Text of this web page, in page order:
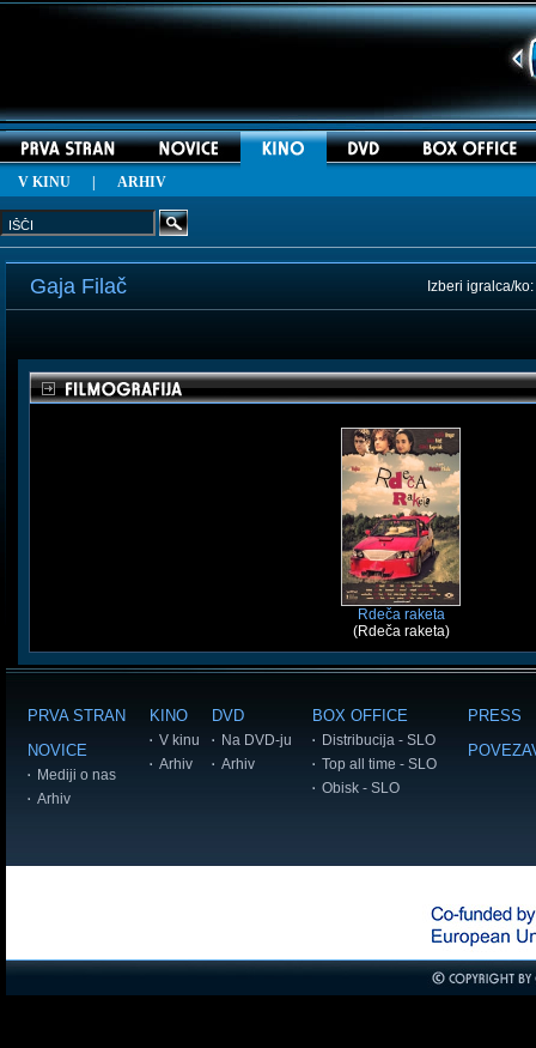
V KINU ARHIV
Gaja Filač Izberi igralca/ko:
Rdeča raketa
(Rdeča raketa)
PRVA STRAN
NOVICE
Mediji o nas
Arhiv
KINO
V kinu
Arhiv
DVD
Na DVD-ju
Arhiv
BOX OFFICE
Distribucija - SLO
Top all time - SLO
Obisk - SLO
PRESS